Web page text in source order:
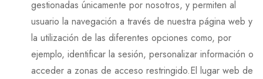
gestionadas únicamente por nosotros, y permiten al
usuario la navegación a través de nuestra página web y
la utilización de las diferentes opciones como, por
ejemplo, identificar la sesión, personalizar información o
acceder a zonas de acceso restringido.El lugar web de